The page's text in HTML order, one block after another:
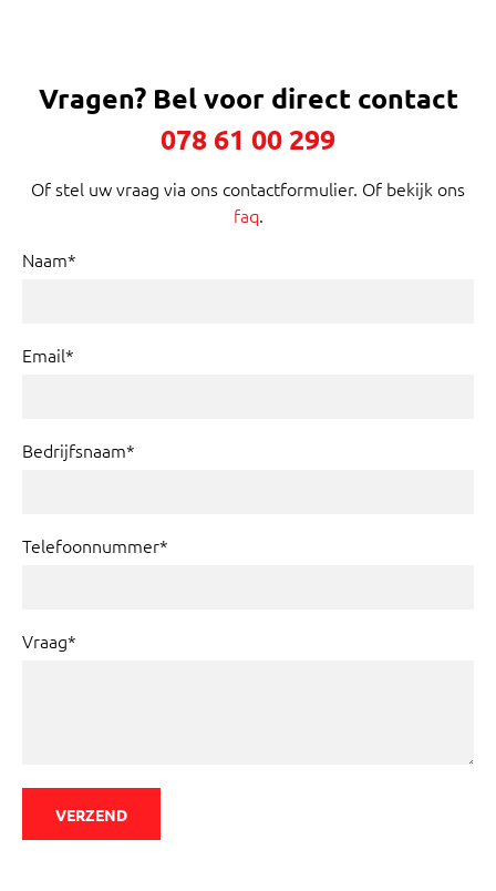
Vragen? Bel voor direct contact
078 61 00 299
Of stel uw vraag via ons contactformulier. Of bekijk ons
faq.
Naam*
Email*
Bedrijfsnaam*
Telefoonnummer*
Vraag*
VERZEND